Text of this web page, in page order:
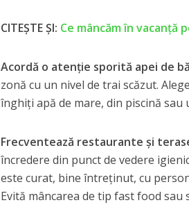
CITEȘTE ȘI: Ce mâncăm în vacanță
Acordă o atenţie sporită apei de
zonă cu un nivel de trai scăzut.
înghiţi apă de mare, din piscină
Frecventează restaurante şi
încredere din punct de vedere
este curat, bine întreţinut, cu
Evită mâncarea de tip fast food